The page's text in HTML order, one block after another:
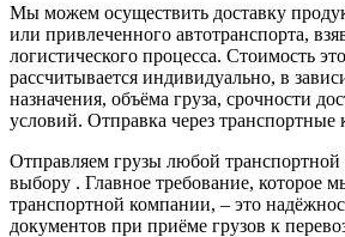
Мы можем осуществить доставку
или привлеченного автотранспорта,
логистического процесса. Стоимость
рассчитывается индивидуально, в
назначения, объёма груза, срочности
условий. Отправка через транспортные
Отправляем грузы любой
выбору . Главное требование, которое
транспортной компании, – это
документов при приёме грузов к